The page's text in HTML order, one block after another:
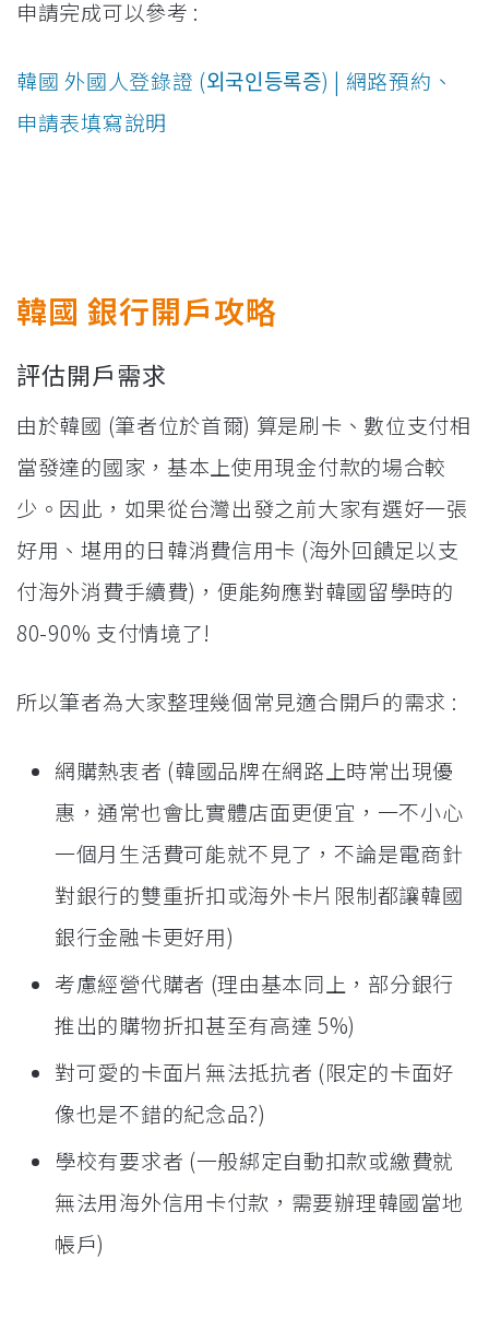
申請完成可以參考 :
韓國 外國人登錄證 (외국인등록증) | 網路預約、
申請表填寫說明
韓國 銀行開戶攻略
評估開戶需求
由於韓國 (筆者位於首爾) 算是刷卡、數位支付相
當發達的國家，基本上使用現金付款的場合較
少。因此，如果從台灣出發之前大家有選好一張
好用、堪用的日韓消費信用卡 (海外回饋足以支
付海外消費手續費)，便能夠應對韓國留學時的
80-90% 支付情境了!
所以筆者為大家整理幾個常見適合開戶的需求 :
網購熱衷者 (韓國品牌在網路上時常出現優
惠，通常也會比實體店面更便宜，一不小心
一個月生活費可能就不見了，不論是電商針
對銀行的雙重折扣或海外卡片限制都讓韓國
銀行金融卡更好用)
考慮經營代購者 (理由基本同上，部分銀行
推出的購物折扣甚至有高達 5%)
對可愛的卡面片無法抵抗者 (限定的卡面好
像也是不錯的紀念品?)
學校有要求者 (一般綁定自動扣款或繳費就
無法用海外信用卡付款，需要辦理韓國當地
帳戶)